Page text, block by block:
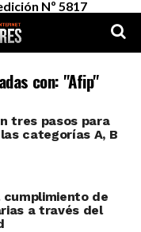
Nº 5817
con: "Afip"
tres pasos para
categorías A, B
de
a través del